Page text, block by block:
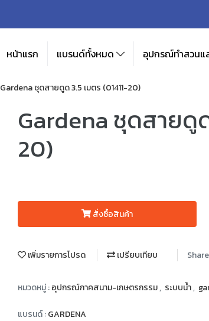
หน้าแรก แบรนด์ทั้งหมด อุปกรณ์ทำสวนแ
Gardena ชุดสายดูด 3.5 เมตร (01411-20)
Gardena ชุดสายดู
20)
สั่งซื้อสินค้า
เพิ่มรายการโปรด เปรียบเทียบ Share
หมวดหมู่ :อุปกรณ์ภาคสนาม-เกษตรกรรม, ระบบน้ำ,
แบรนด์ :GARDENA